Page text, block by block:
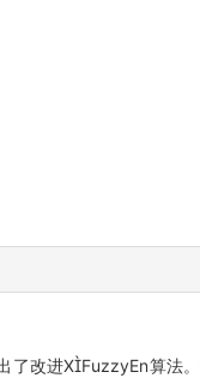
改进XFuzzyEn算法